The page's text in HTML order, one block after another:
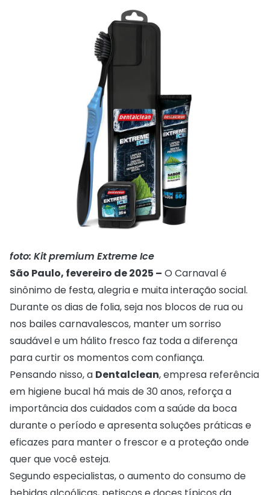
foto: Kit premium Extreme Ice
São Paulo, fevereiro de 2025 – O Carnaval é
sinônimo de festa, alegria e muita interação social.
Durante os dias de folia, seja nos blocos de rua ou
nos bailes carnavalescos, manter um sorriso
saudável e um hálito fresco faz toda a diferença
para curtir os momentos com confiança.
Pensando nisso, a Dentalclean, empresa referência
em higiene bucal há mais de 30 anos, reforça a
importância dos cuidados com a saúde da boca
durante o período e apresenta soluções práticas e
eficazes para manter o frescor e a proteção onde
quer que você esteja.
Segundo especialistas, o aumento do consumo de